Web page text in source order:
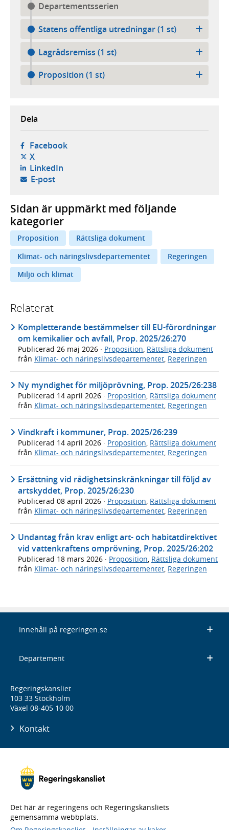
Departementsserien
Statens offentliga utredningar (1 st)
Lagrådsremiss (1 st)
Proposition (1 st)
Dela
Facebook- öppnas i ny flik, extern webbplats,
X- öppnas i ny flik, extern webbplats,
LinkedIn- öppnas i ny flik, extern webbplats,
E-post- öppnar din e-postklient,
Sidan är uppmärkt med följande
kategorier
Proposition
Rättsliga dokument
Klimat- och näringslivsdepartementet
Regeringen
Miljö och klimat
Relaterat
Kompletterande bestämmelser till EU-förordningar
om kemikalier och avfall, Prop. 2025/26:270
Publicerad 26 maj 2026 · Proposition Rättsliga dokument
från Klimat- och näringslivsdepartementet Regeringen
Ny myndighet för miljöprövning, Prop. 2025/26:238
Publicerad 14 april 2026 · Proposition, Rättsliga dokument
från Klimat- och näringslivsdepartementet, Regeringen
Vindkraft i kommuner, Prop. 2025/26:239
Publicerad 14 april 2026 · Proposition, Rättsliga dokument
från Klimat- och näringslivsdepartementet, Regeringen
Ersättning vid rådighetsinskränkningar till följd av
artskyddet, Prop. 2025/26:230
Publicerad 08 april 2026 · Proposition Rättsliga dokument
från Klimat- och näringslivsdepartementet Regeringen
Undantag från krav enligt art- och habitatdirektivet
vid vattenkraftens omprövning, Prop. 2025/26:202
Publicerad 18 mars 2026 · Proposition, Rättsliga dokument
från Klimat- och näringslivsdepartementet, Regeringen
Innehåll på regeringen.se
Departement
Regeringskansliet
103 33 Stockholm
Växel 08-405 10 00
Kontakt
Det här är regeringens och Regeringskansliets
gemensamma webbplats.